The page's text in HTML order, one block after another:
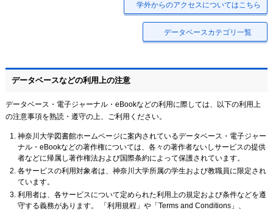
学外からのアクセスについてはこちら
データベースカテゴリ一覧
データベースなどの利用上の注意
データベース・電子ジャーナル・eBookなどの利用に際しては、以下の利用上
の注意事項を熟読・遵守の上、ご利用ください。
神奈川大学図書館ホームページに案内されているデータベース・電子ジャー
ナル・eBookなどの著作権については、各々の著作者ないしサービスの提供
者などに帰属し著作権法および国際条約によって保護されています。
各サービスの利用対象者は、神奈川大学所属の学生および教職員に限定され
ています。
利用者は、各サービスについて定められた利用上の規定および条件などを遵
守する義務があります。 「利用規程」や「Terms and Conditions」、